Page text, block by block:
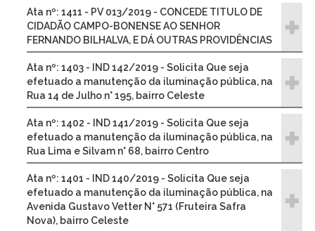
Ata nº: 1411 - PV 013/2019 - CONCEDE TITULO DE
CIDADÃO CAMPO-BONENSE AO SENHOR
FERNANDO BILHALVA, E DÁ OUTRAS PROVIDÊNCIAS
Ata nº: 1403 - IND 142/2019 - Solicita Que seja
efetuado a manutenção da iluminação pública, na
Rua 14 de Julho n° 195, bairro Celeste
Ata nº: 1402 - IND 141/2019 - Solicita Que seja
efetuado a manutenção da iluminação pública, na
Rua Lima e Silvam n° 68, bairro Centro
Ata nº: 1401 - IND 140/2019 - Solicita Que seja
efetuado a manutenção da iluminação pública, na
Avenida Gustavo Vetter N° 571 (Fruteira Safra
Nova), bairro Celeste